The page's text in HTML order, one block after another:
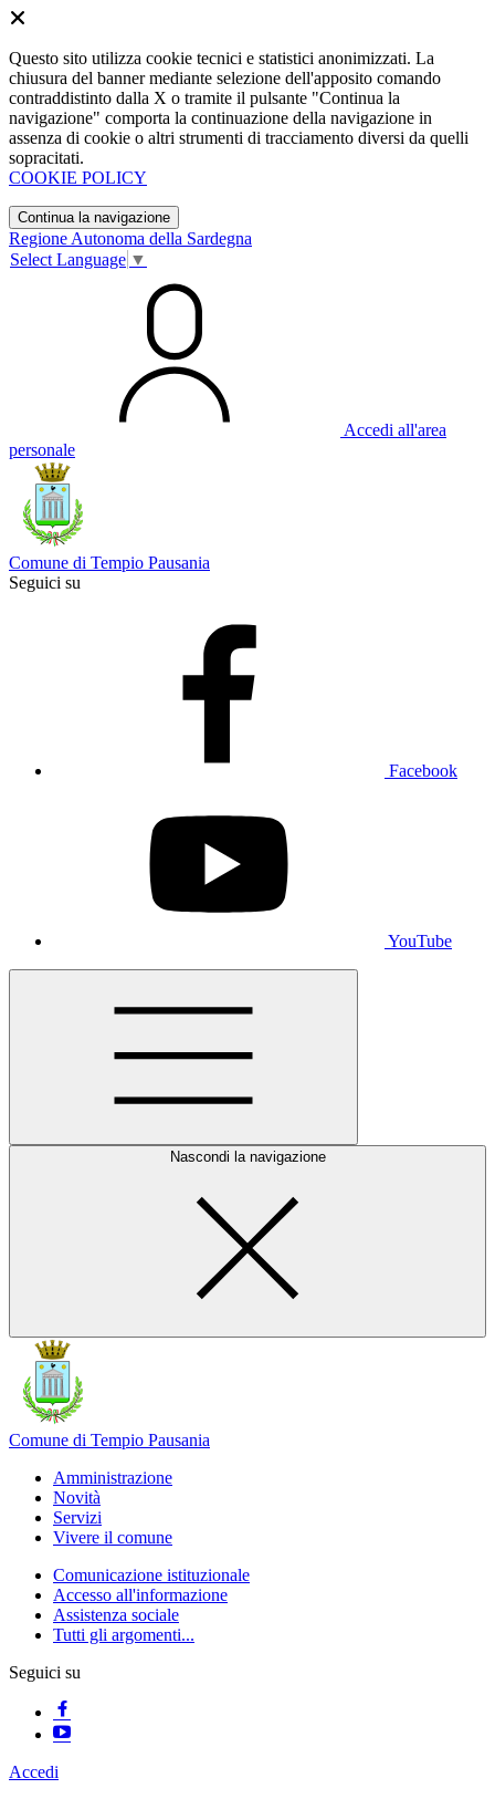
Questo sito utilizza cookie tecnici e statistici anonimizzati. La
chiusura del banner mediante selezione dell'apposito comando
contraddistinto dalla X o tramite il pulsante "Continua la
navigazione" comporta la continuazione della navigazione in
assenza di cookie o altri strumenti di tracciamento diversi da quelli
sopracitati.
COOKIE POLICY
Continua la navigazione
Regione Autonoma della Sardegna
Select Language ▼
Accedi all'area
personale
Comune di Tempio Pausania
Seguici su
Facebook
YouTube
Nascondi la navigazione
Comune di Tempio Pausania
Amministrazione
Novità
Servizi
Vivere il comune
Comunicazione istituzionale
Accesso all'informazione
Assistenza sociale
Tutti gli argomenti...
Seguici su
Accedi